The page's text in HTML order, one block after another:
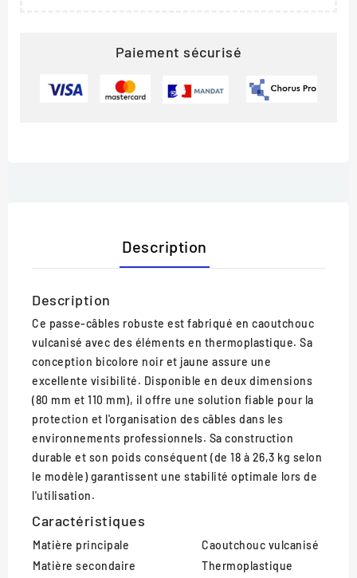
Paiement sécurisé
Description
Description
Ce passe-câbles robuste est fabriqué en caoutchouc
vulcanisé avec des éléments en thermoplastique. Sa
conception bicolore noir et jaune assure une
excellente visibilité. Disponible en deux dimensions
(80 mm et 110 mm), il offre une solution fiable pour la
protection et l'organisation des câbles dans les
environnements professionnels. Sa construction
durable et son poids conséquent (de 18 à 26,3 kg selon
le modèle) garantissent une stabilité optimale lors de
l'utilisation.
Caractéristiques
Matière principale
Caoutchouc vulcanisé
Matière secondaire
Thermoplastique